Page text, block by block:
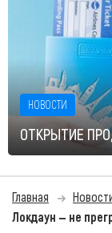
НОВОСТИ
ОТКРЫТИЕ
Главная
Локдаун — не